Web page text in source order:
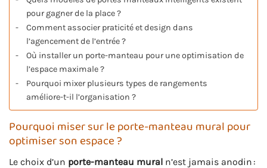
pour gagner de la place ?
Comment associer praticité et design dans
l’agencement de l’entrée ?
Où installer un porte-manteau pour une optimisation de
l’espace maximale ?
Pourquoi mixer plusieurs types de rangements
améliore-t-il l’organisation ?
Pourquoi miser sur le porte-manteau mural pour
optimiser son espace ?
Le choix d’un porte-manteau mural n’est jamais anodin :